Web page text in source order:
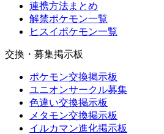
連携方法まとめ
解禁ポケモン一覧
ヒスイポケモン一覧
交換・募集掲示板
ポケモン交換掲示板
ユニオンサークル募集
色違い交換掲示板
メタモン交換掲示板
イルカマン進化掲示板